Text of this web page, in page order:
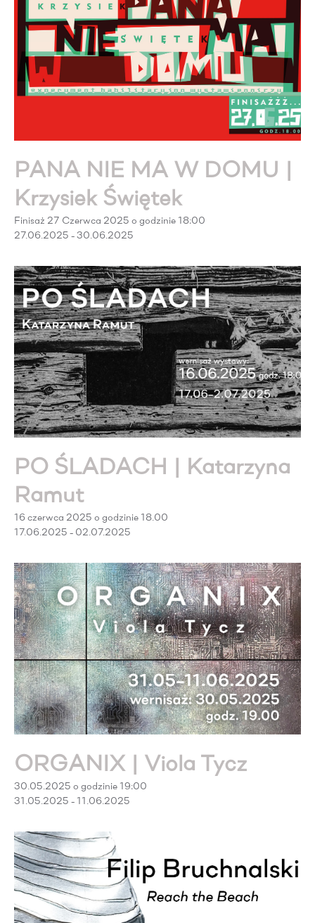
PANA NIE MA W DOMU |
Krzysiek Świętek
Finisaż 27 Czerwca 2025 o godzinie 18:00
27.06.2025 - 30.06.2025
PO ŚLADACH | Katarzyna
Ramut
16 czerwca 2025 o godzinie 18.00
17.06.2025 - 02.07.2025
ORGANIX | Viola Tycz
30.05.2025 o godzinie 19:00
31.05.2025 - 11.06.2025